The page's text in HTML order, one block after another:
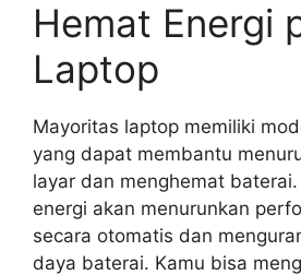
Hemat Energi
Laptop
Mayoritas laptop memiliki
yang dapat membantu
layar dan menghemat
energi akan menurunkan
secara otomatis dan
daya baterai. Kamu bisa